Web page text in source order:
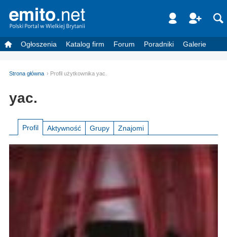
Ogłoszenia Katalog firm Forum Poradniki Galerie
Strona główna Profil użytkownika yac.
yac.
Profil Aktywność Grupy Znajomi